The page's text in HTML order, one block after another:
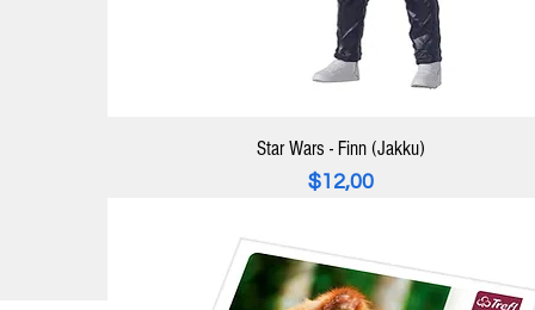
Star Wars - Finn (Jakku)
Precio
$12,00